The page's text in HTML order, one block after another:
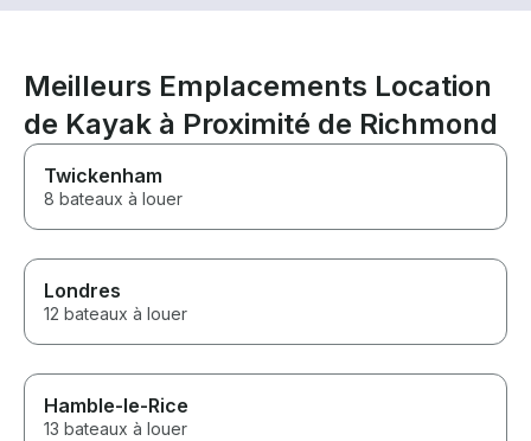
Meilleurs Emplacements Location
de Kayak à Proximité de Richmond
Twickenham
8 bateaux à louer
Londres
12 bateaux à louer
Hamble-le-Rice
13 bateaux à louer